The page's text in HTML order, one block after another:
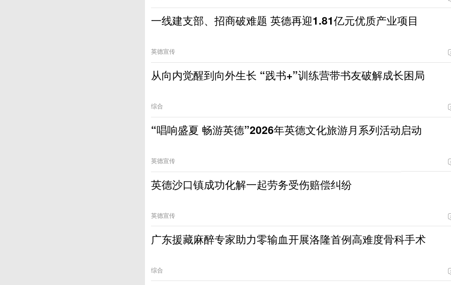
一线建支部、招商破难题 英德再迎1.81亿元优质产业项目
英德宣传
从向内觉醒到向外生长 “践书+”训练营带书友破解成长困局
综合
“唱响盛夏 畅游英德”2026年英德文化旅游月系列活动启动
英德宣传
英德沙口镇成功化解一起劳务受伤赔偿纠纷
英德宣传
广东援藏麻醉专家助力零输血开展洛隆首例高难度骨科手术
综合